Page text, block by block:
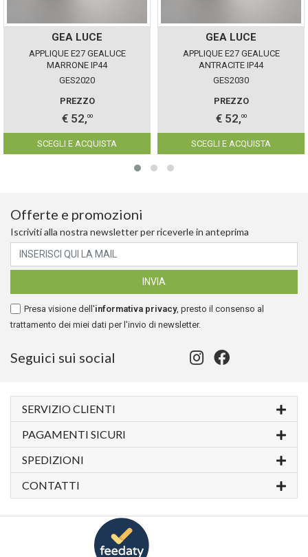
GEA LUCE
APPLIQUE E27 GEALUCE
MARRONE IP44
GES2020
PREZZO
€ 52,00
SCEGLI E ACQUISTA
GEA LUCE
APPLIQUE E27 GEALUCE
ANTRACITE IP44
GES2030
PREZZO
€ 52,00
SCEGLI E ACQUISTA
Offerte e promozioni
Iscriviti alla nostra newsletter per riceverle in anteprima
Presa visione dell'informativa privacy, presto il consenso al
trattamento dei miei dati per l'invio di newsletter.
Seguici sui social
SERVIZIO CLIENTI
PAGAMENTI SICURI
SPEDIZIONI
CONTATTI